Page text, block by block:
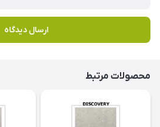
ارسال دیدگاه
محصولات مرتبط